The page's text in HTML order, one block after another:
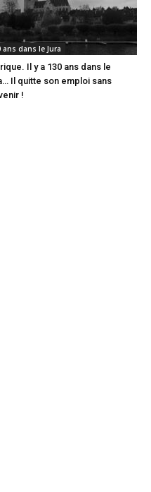
ans dans le Jura
Il y a 130 ans dans le
Il quitte son emploi sans
!